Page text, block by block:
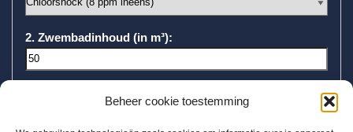
Beheer cookie toestemming
2. Zwembadinhoud (in m³):
Bereken dosering